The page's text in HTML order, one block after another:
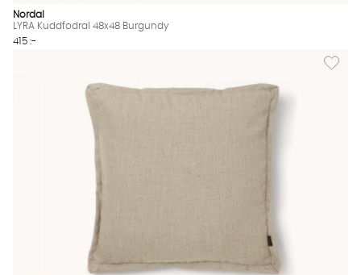
Nordal
LYRA Kuddfodral 48x48 Burgundy
415 :-
Lägg